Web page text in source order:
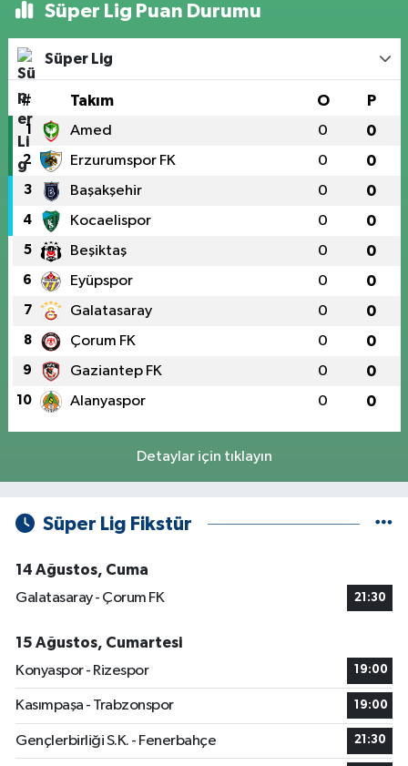
Süper Lig Puan Durumu
Süper Lig
# Takım O P
1 Amed 0 0
2 Erzurumspor FK 0 0
3 Başakşehir 0 0
4 Kocaelispor 0 0
5 Beşiktaş 0 0
6 Eyüpspor 0 0
7 Galatasaray 0 0
8 Çorum FK 0 0
9 Gaziantep FK 0 0
10 Alanyaspor 0 0
Detaylar için tıklayın
Süper Lig Fikstür
14 Ağustos, Cuma
Galatasaray - Çorum FK
21:30
15 Ağustos, Cumartesi
Konyaspor - Rizespor
19:00
Kasımpaşa - Trabzonspor 19:00
Gençlerbirliği S.K. - Fenerbahçe 21:30